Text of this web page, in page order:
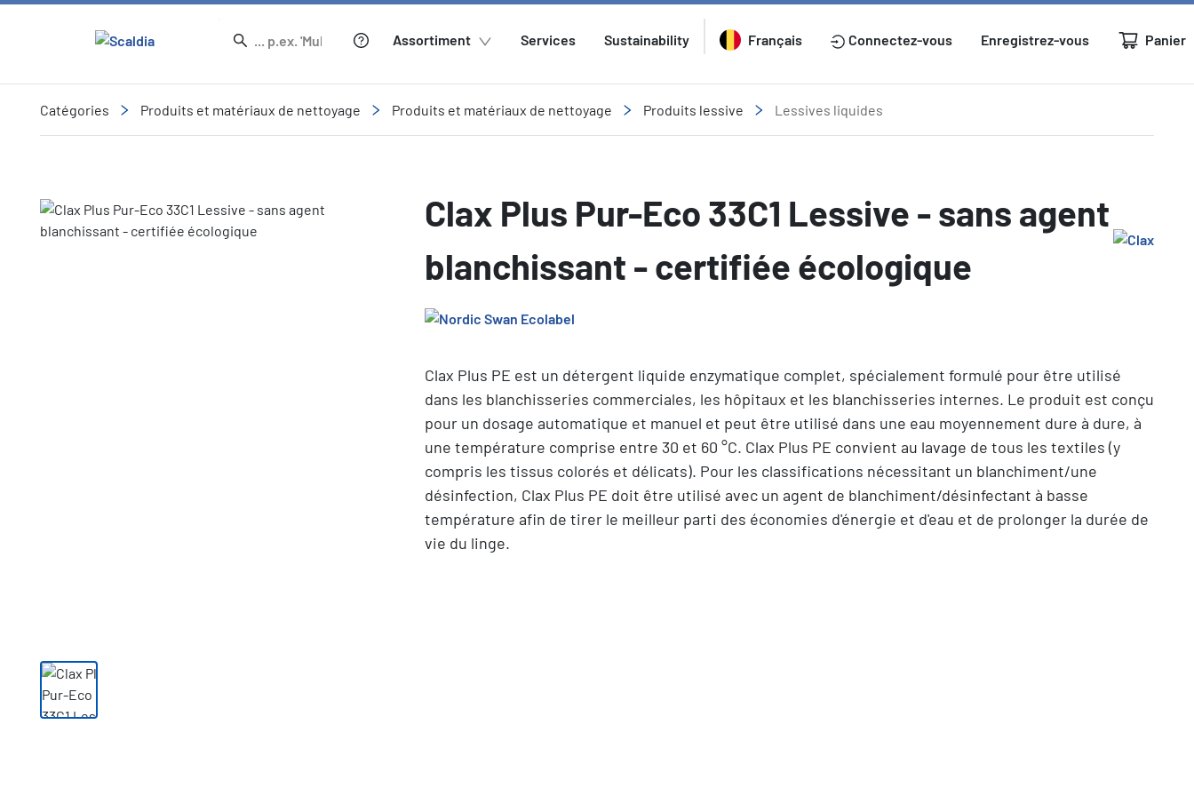
Assortiment Services Sustainability Français Connectez-vous Enregistrez-vous Panier
Catégories Produits et matériaux de nettoyage Produits et matériaux de nettoyage Produits lessive Lessives liquides
Slide 1 of 1
Clax Plus Pur-Eco 33C1 Lessive - sans agent
blanchissant - certifiée écologique
Clax Plus PE est un détergent liquide enzymatique complet, spécialement formulé pour être utilisé
dans les blanchisseries commerciales, les hôpitaux et les blanchisseries internes. Le produit est conçu
pour un dosage automatique et manuel et peut être utilisé dans une eau moyennement dure à dure, à
une température comprise entre 30 et 60 °C. Clax Plus PE convient au lavage de tous les textiles (y
compris les tissus colorés et délicats). Pour les classifications nécessitant un blanchiment/une
désinfection, Clax Plus PE doit être utilisé avec un agent de blanchiment/désinfectant à basse
température afin de tirer le meilleur parti des économies d'énergie et d'eau et de prolonger la durée de
vie du linge.